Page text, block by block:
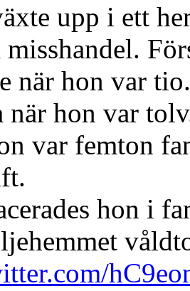
upp i ett
när hon var tio.
när hon var
var femton
hon i